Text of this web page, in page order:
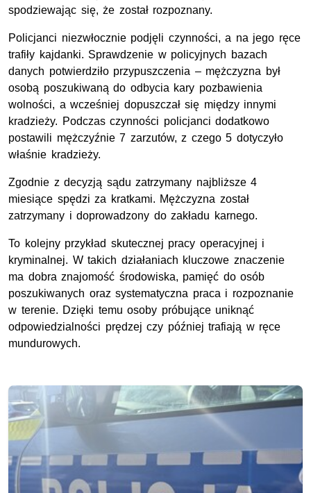
spodziewając się, że został rozpoznany.
Policjanci niezwłocznie podjęli czynności, a na jego ręce
trafiły kajdanki. Sprawdzenie w policyjnych bazach
danych potwierdziło przypuszczenia – mężczyzna był
osobą poszukiwaną do odbycia kary pozbawienia
wolności, a wcześniej dopuszczał się między innymi
kradzieży. Podczas czynności policjanci dodatkowo
postawili mężczyźnie 7 zarzutów, z czego 5 dotyczyło
właśnie kradzieży.
Zgodnie z decyzją sądu zatrzymany najbliższe 4
miesiące spędzi za kratkami. Mężczyzna został
zatrzymany i doprowadzony do zakładu karnego.
To kolejny przykład skutecznej pracy operacyjnej i
kryminalnej. W takich działaniach kluczowe znaczenie
ma dobra znajomość środowiska, pamięć do osób
poszukiwanych oraz systematyczna praca i rozpoznanie
w terenie. Dzięki temu osoby próbujące uniknąć
odpowiedzialności prędzej czy później trafiają w ręce
mundurowych.